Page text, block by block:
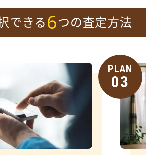
できる6つの査定方法
PLAN
03